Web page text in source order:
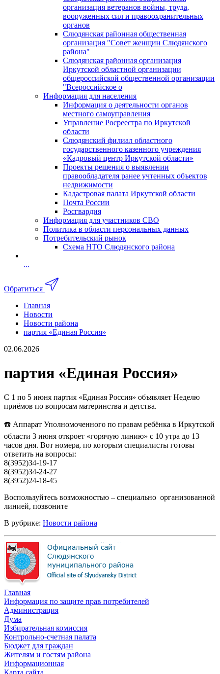
организация ветеранов войны, труда,
вооруженных сил и правоохранительных
органов
Слюдянская районная общественная
организация "Совет женщин Слюдянского
района"
Слюдянская районная организация
Иркутской областной организации
общероссийской общественной организации
"Всероссийское о
Информация для населения
Информация о деятельности органов
местного самоуправления
Управление Росреестра по Иркутской
области
Слюдянский филиал областного
государственного казенного учреждения
«Кадровый центр Иркутской области»
Проекты решения о выявлении
правообладателя ранее учтенных объектов
недвижимости
Кадастровая палата Иркутской области
Почта России
Росгвардия
Информация для участников СВО
Политика в области персональных данных
Потребительский рынок
Схема НТО Слюдянского района
...
Обратиться
Главная
Новости
Новости района
партия «Единая Россия»
02.06.2026
партия «Единая Россия»
С 1 по 5 июня партия «Единая Россия» объявляет Неделю
приёмов по вопросам материнства и детства.
☎️ Аппарат Уполномоченного по правам ребёнка в Иркутской
области 3 июня откроет «горячую линию» с 10 утра до 13
часов дня. Вот номера, по которым специалисты готовы
ответить на вопросы:
8(3952)34-19-17
8(3952)34-24-27
8(3952)24-18-45
Воспользуйтесь возможностью – специально организованной
линией, позвоните
В рубрике: Новости района
Главная
Информация по защите прав потребителей
Администрация
Дума
Избирательная комиссия
Контрольно-счетная палата
Бюджет для граждан
Жителям и гостям района
Информационная
Карта сайта